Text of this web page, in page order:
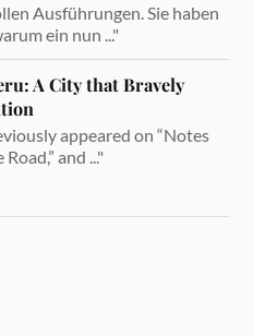
Ausführungen. Sie haben
ein nun ..."
A City that Bravely
appeared on “Notes
and ..."